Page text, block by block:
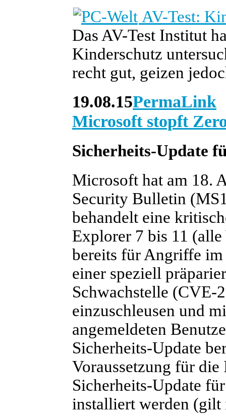
AV-Test:
Das AV-Test Institut
Kinderschutz
recht gut, geizen
19.08.15PermaLink
Microsoft stopft
Sicherheits-Update
Microsoft hat am 18.
Security Bulletin
behandelt eine
Explorer 7 bis 11
bereits für Angriffe
einer speziell
Schwachstelle (CVE-
einzuschleusen und
angemeldeten
Sicherheits-Update
Voraussetzung für
Sicherheits-Update
installiert werden